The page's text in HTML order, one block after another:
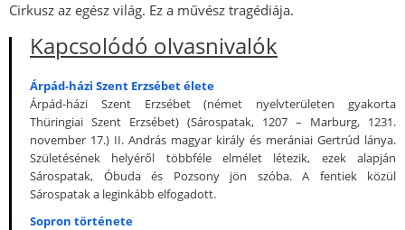
Cirkusz az egész világ. Ez a művész tragédiája.
Kapcsolódó olvasnivalók
Árpád-házi Szent Erzsébet élete
Árpád-házi Szent Erzsébet (német nyelvterületen gyakorta
Thüringiai Szent Erzsébet) (Sárospatak, 1207 – Marburg, 1231.
november 17.) II. András magyar király és merániai Gertrúd lánya.
Születésének helyéről többféle elmélet létezik, ezek alapján
Sárospatak, Óbuda és Pozsony jön szóba. A fentiek közül
Sárospatak a leginkább elfogadott.
Sopron története